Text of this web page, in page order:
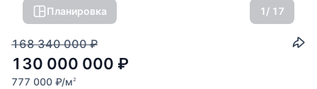
Планировка 1/ 17
168 340 000 ₽
130 000 000 ₽
777 000 ₽/м2